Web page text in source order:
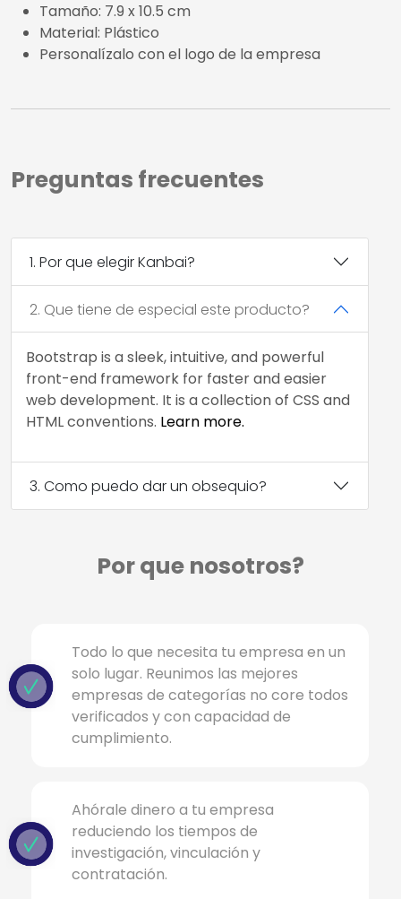
Tamaño: 7.9 x 10.5 cm
Material: Plástico
Personalízalo con el logo de la empresa
Preguntas frecuentes
1. Por que elegir Kanbai?
2. Que tiene de especial este producto?
Bootstrap is a sleek, intuitive, and powerful
front-end framework for faster and easier
web development. It is a collection of CSS and
HTML conventions. Learn more.
3. Como puedo dar un obsequio?
Por que nosotros?
Todo lo que necesita tu empresa en un
solo lugar. Reunimos las mejores
empresas de categorías no core todos
verificados y con capacidad de
cumplimiento.
Ahórale dinero a tu empresa
reduciendo los tiempos de
investigación, vinculación y
contratación.